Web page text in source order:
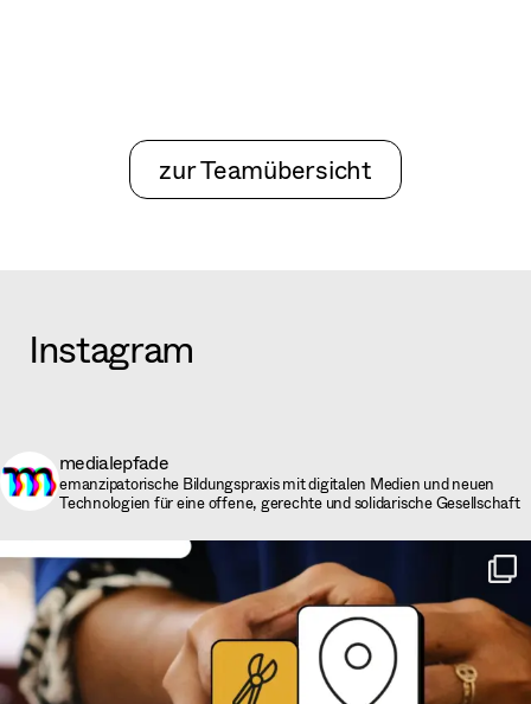
zur Teamübersicht
Instagram
medialepfade
emanzipatorische Bildungspraxis mit digitalen Medien und neuen
Technologien für eine offene, gerechte und solidarische Gesellschaft